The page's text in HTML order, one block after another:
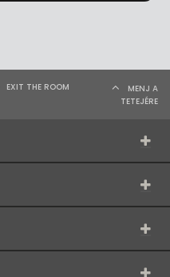
EXIT THE ROOM
MENJ A
TETEJÉRE